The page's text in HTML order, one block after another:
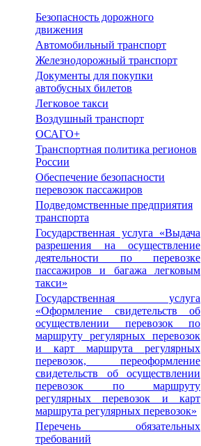
Безопасность дорожного
движения
Автомобильный транспорт
Железнодорожный транспорт
Документы для покупки
автобусных билетов
Легковое такси
Воздушный транспорт
ОСАГО+
Транспортная политика регионов
России
Обеспечение безопасности
перевозок пассажиров
Подведомственные предприятия
транспорта
Государственная услуга «Выдача
разрешения на осуществление
деятельности по перевозке
пассажиров и багажа легковым
такси»
Государственная услуга
«Оформление свидетельств об
осуществлении перевозок по
маршруту регулярных перевозок
и карт маршрута регулярных
перевозок, переоформление
свидетельств об осуществлении
перевозок по маршруту
регулярных перевозок и карт
маршрута регулярных перевозок»
Перечень обязательных
требований